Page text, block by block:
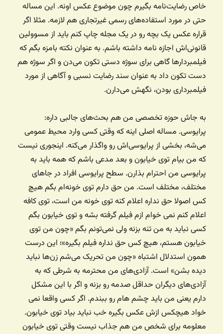
خاص رضایت‌نامه بگیرم چون موضوع عکس اونه. این مساله
حتی در مورد استفاده‌های رسمی غیرتجاری هم لازمه. مثلا اگر
قراره عکس یک بچه رو در یک مجله چاپ کنم باید از مسوولین
قانونی‌اش اجازه نامه داشته باشم. به عنوان نکته بامزه بگم که
فیلمبردارها گاهی برای سوژه دستی تکون می‌دن و اگر سوژه هم
دست تکون داد به عنوان سند رضایت نسبی و آگاهی از مورد
فیلمبرداری بودن، نگهش می‌دارن.
به جاش حوزه تخصصی من هم بحث‌های جالبی داره:
پرایوسی. مساله اصلی اینه که وقتی کسی وارد محیط عمومی
می‌شه، بخشی از پرایوسی‌اش رو واگذار می‌کنه. اینجوری نیست
که من بیام توی خیابون و بعد مدعی باشم که همه باید به
پرایوسی من احترام بذارن. سطح پرایوسی افراد در جاهای
مختلف، مختلف است. من حق دارم توی خونه‌ام بگم هیچ
کس اصولا حق نداره اعلام کنه توی خونه من است، توی کافه
اعلام کنم نمی خوام ازم فیلم گرفته بشه و توی خیابون بگم
کسی نباید به من تنه بزنه ولی نمی‌تونم بگم «چون من توی
خیابون هستم، هیچ کس حق نداره فیلم بگیره»؛ این درست
همون استدلال اشتباه «چون من تحریک می‌شم زن‌ها نباید
دیده بشن» است. آزادی‌های من محترمه به شرطی که به
آزادی‌های دیگران حداقل صدمه رو بزنه و اگر با این مشکل
دارم یعنی من باید چشم هام رو ببندم. اگر کسی واقعا نمی
خواد هیچکس ازش عکس بگیره خب نباید بیاد توی خیابون.
معلومه برای شخص من هم جذاب نیست وقتی توی خیابون